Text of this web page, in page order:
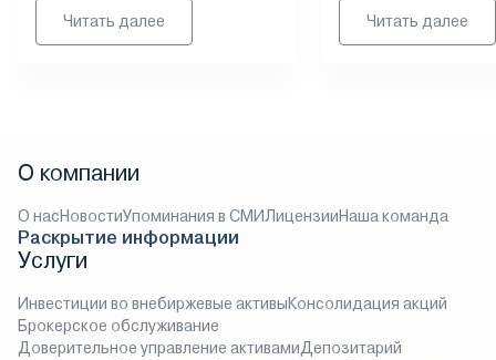
Читать далее Читать далее
О компании
О насНовостиУпоминания в СМИЛицензииНаша команда
Раскрытие информации
Услуги
Инвестиции во внебиржевые активыКонсолидация акций
Брокерское обслуживание
Доверительное управление активамиДепозитарий